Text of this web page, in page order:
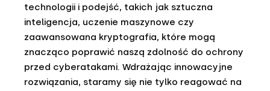
technologii i podejść, takich jak sztuczna
inteligencja, uczenie maszynowe czy
zaawansowana kryptografia, które mogą
znacząco poprawić naszą zdolność do ochrony
przed cyberatakami. Wdrażając innowacyjne
rozwiązania, staramy się nie tylko reagować na